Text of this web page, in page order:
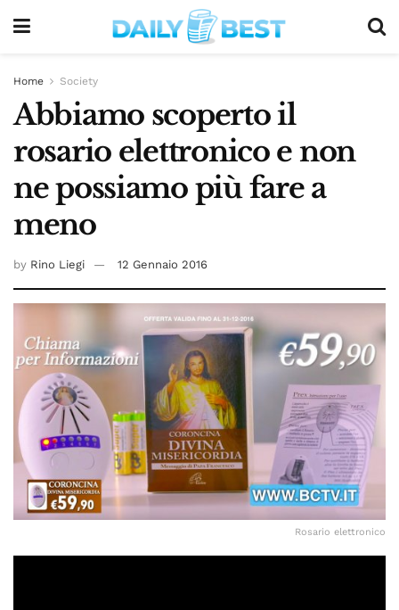
Home Society
Abbiamo scoperto il
rosario elettronico e non
ne possiamo più fare a
meno
by Rino Liegi 12 Gennaio 2016
Rosario elettronico